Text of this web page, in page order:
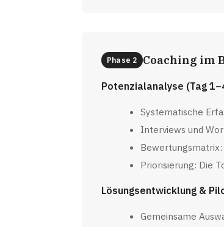
Phase 2 Coaching im
Potenzialanalyse (Tag
Systematische
Interviews und
Priorisierung: Die
Lösungsentwicklung &
Gemeinsame